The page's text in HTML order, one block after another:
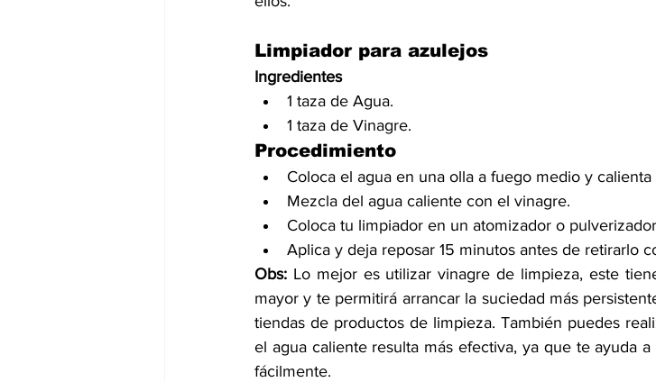
Limpiador para azulejos
Ingredientes
1 taza de Agua.
1 taza de Vinagre.
Procedimiento
Coloca el agua en una olla a fuego medio y calienta
Mezcla del agua caliente con el vinagre.
Coloca tu limpiador en un atomizador o
Aplica y deja reposar 15 minutos antes de retirarlo
Obs: Lo mejor es utilizar vinagre de limpieza, este
mayor y te permitirá arrancar la suciedad más
tiendas de productos de limpieza. También puedes
el agua caliente resulta más efectiva, ya que te ayuda
fácilmente.